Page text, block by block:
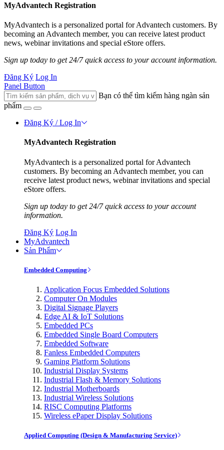
MyAdvantech Registration
MyAdvantech is a personalized portal for Advantech customers. By
becoming an Advantech member, you can receive latest product
news, webinar invitations and special eStore offers.
Sign up today to get 24/7 quick access to your account information.
Đăng Ký Log In
Panel Button
Bạn có thể tìm kiếm hàng ngàn sản
phẩm
Đăng Ký / Log In
MyAdvantech Registration
MyAdvantech is a personalized portal for Advantech
customers. By becoming an Advantech member, you can
receive latest product news, webinar invitations and special
eStore offers.
Sign up today to get 24/7 quick access to your account
information.
Đăng Ký Log In
MyAdvantech
Sản Phẩm
Embedded Computing
Application Focus Embedded Solutions
Computer On Modules
Digital Signage Players
Edge AI & IoT Solutions
Embedded PCs
Embedded Single Board Computers
Embedded Software
Fanless Embedded Computers
Gaming Platform Solutions
Industrial Display Systems
Industrial Flash & Memory Solutions
Industrial Motherboards
Industrial Wireless Solutions
RISC Computing Platforms
Wireless ePaper Display Solutions
Applied Computing (Design & Manufacturing Service)